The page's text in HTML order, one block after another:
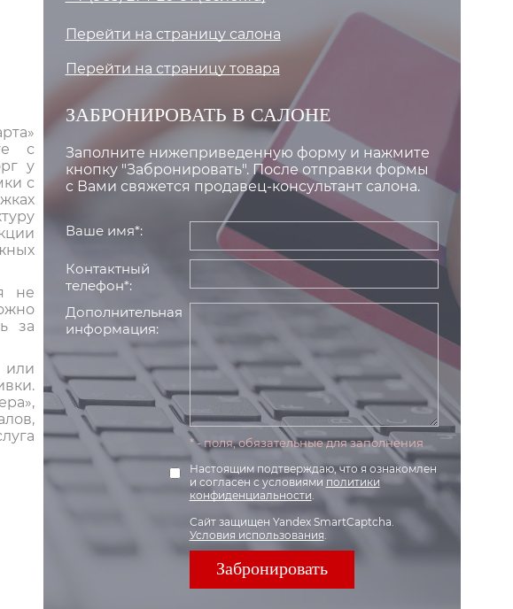
с
у
с
не
за
или
Перейти на страницу салона
Перейти на страницу товара
ЗАБРОНИРОВАТЬ В САЛОНЕ
Заполните нижеприведенную форму и нажмите
кнопку "Забронировать". После отправки формы
с Вами свяжется продавец-консультант салона.
Ваше имя*:
Контактный
телефон*:
Дополнительная
информация:
* - поля, обязательные для заполнения
Настоящим подтверждаю, что я ознакомлен
и согласен с условиями политики
конфиденциальности.
Сайт защищен Yandex SmartCaptcha.
Условия использования.